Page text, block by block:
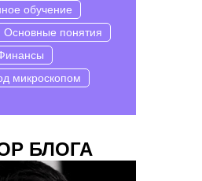
обучение
Основные понятия
микроскопом
БЛОГА